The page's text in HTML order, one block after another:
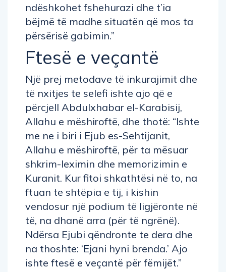
ndëshkohet fshehurazi dhe t’ia
bëjmë të madhe situatën që mos ta
përsërisë gabimin.”
Ftesë e veçantë
Një prej metodave të inkurajimit dhe
të nxitjes te selefi ishte ajo që e
përcjell Abdulxhabar el-Karabisij,
Allahu e mëshiroftë, dhe thotë: “Ishte
me ne i biri i Ejub es-Sehtijanit,
Allahu e mëshiroftë, për ta mësuar
shkrim-leximin dhe memorizimin e
Kuranit. Kur fitoi shkathtësi në to, na
ftuan te shtëpia e tij, i kishin
vendosur një podium të ligjëronte në
të, na dhanë arra (për të ngrënë).
Ndërsa Ejubi qëndronte te dera dhe
na thoshte: ‘Ejani hyni brenda.’ Ajo
ishte ftesë e veçantë për fëmijët.”